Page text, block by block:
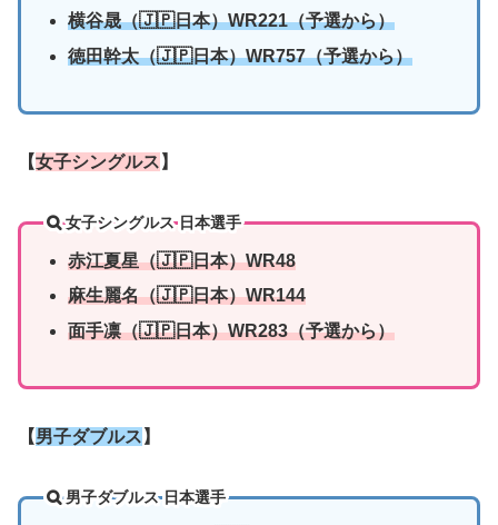
横谷晟（🇯🇵日本）WR221（予選から）
徳田幹太（🇯🇵日本）WR757（予選から）
【女子シングルス 】
女子シングルス 日本選手
赤江夏星（🇯🇵日本）WR48
麻生麗名（🇯🇵日本）WR144
面手凛（🇯🇵日本）WR283（予選から）
【男子ダブルス 】
男子ダブルス 日本選手